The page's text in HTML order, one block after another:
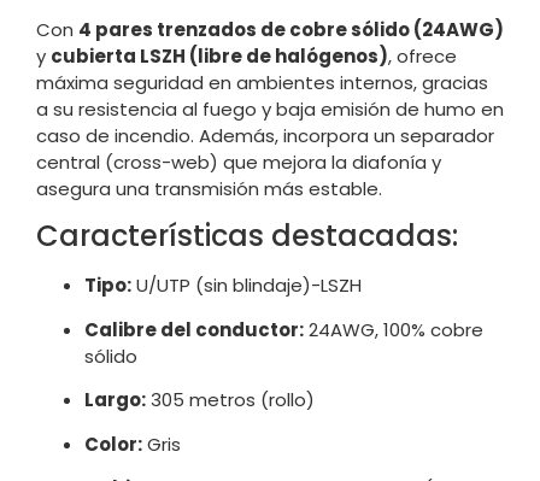
Con 4 pares trenzados de cobre sólido (24AWG)
y cubierta LSZH (libre de halógenos), ofrece
máxima seguridad en ambientes internos, gracias
a su resistencia al fuego y baja emisión de humo en
caso de incendio. Además, incorpora un separador
central (cross-web) que mejora la diafonía y
asegura una transmisión más estable.
Características destacadas:
Tipo:U/UTP (sin blindaje)-LSZH
Calibre del conductor:24AWG, 100% cobre
sólido
Largo:305 metros (rollo)
Color:Gris